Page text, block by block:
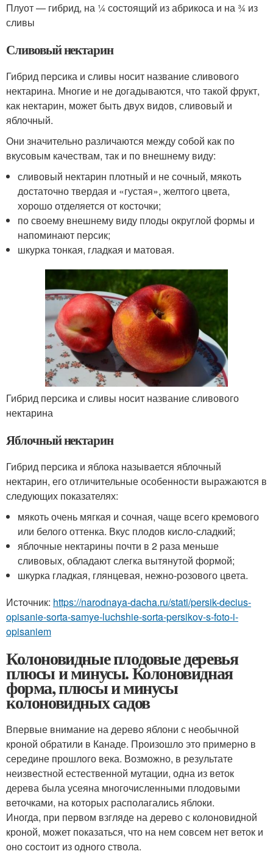
Плуот — гибрид, на ¼ состоящий из абрикоса и на ¾ из
сливы
Сливовый нектарин
Гибрид персика и сливы носит название сливового
нектарина. Многие и не догадываются, что такой фрукт,
как нектарин, может быть двух видов, сливовый и
яблочный.
Они значительно различаются между собой как по
вкусовым качествам, так и по внешнему виду:
сливовый нектарин плотный и не сочный, мякоть
достаточно твердая и «густая», желтого цвета,
хорошо отделяется от косточки;
по своему внешнему виду плоды округлой формы и
напоминают персик;
шкурка тонкая, гладкая и матовая.
Гибрид персика и сливы носит название сливового
нектарина
Яблочный нектарин
Гибрид персика и яблока называется яблочный
нектарин, его отличительные особенности выражаются в
следующих показателях:
мякоть очень мягкая и сочная, чаще всего кремового
или белого оттенка. Вкус плодов кисло-сладкий;
яблочные нектарины почти в 2 раза меньше
сливовых, обладают слегка вытянутой формой;
шкурка гладкая, глянцевая, нежно-розового цвета.
Источник: https://narodnaya-dacha.ru/stati/persik-decius-
opisanie-sorta-samye-luchshie-sorta-persikov-s-foto-i-
opisaniem
Колоновидные плодовые деревья
плюсы и минусы. Колоновидная
форма, плюсы и минусы
колоновидных садов
Впервые внимание на дерево яблони с необычной
кроной обратили в Канаде. Произошло это примерно в
середине прошлого века. Возможно, в результате
неизвестной естественной мутации, одна из веток
дерева была усеяна многочисленными плодовыми
веточками, на которых располагались яблоки.
Иногда, при первом взгляде на дерево с колоновидной
кроной, может показаться, что на нем совсем нет веток и
оно состоит из одного ствола.